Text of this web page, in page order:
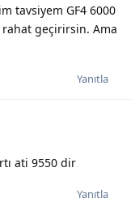
tavsiyem GF4 6000
geçirirsin. Ama
Yanıtla
ati 9550 dir
Yanıtla